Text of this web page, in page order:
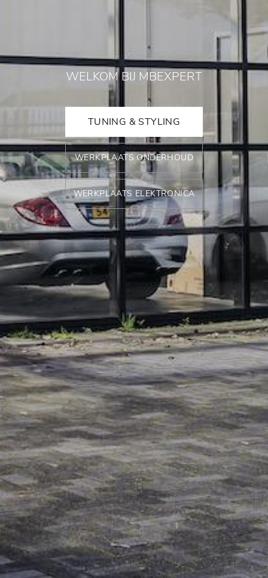
WELKOM BIJ MBEXPERT
TUNING & STYLING
WERKPLAATS ONDERHOUD
WERKPLAATS ELEKTRONICA